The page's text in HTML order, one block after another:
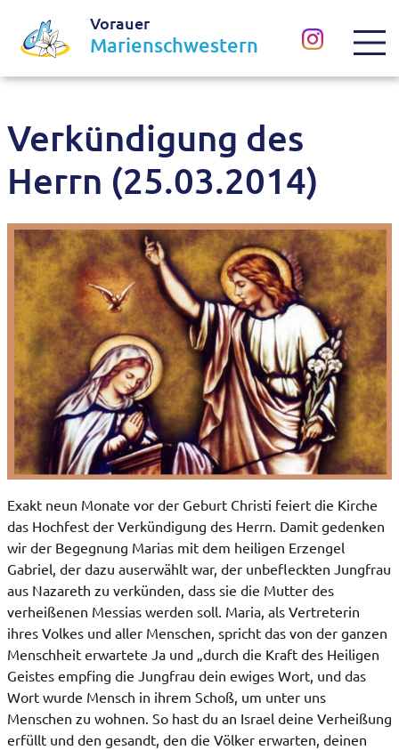
Vorauer
Marienschwestern
Verkündigung des
Herrn (25.03.2014)
Exakt neun Monate vor der Geburt Christi feiert die Kirche
das Hochfest der Verkündigung des Herrn. Damit gedenken
wir der Begegnung Marias mit dem heiligen Erzengel
Gabriel, der dazu auserwählt war, der unbefleckten Jungfrau
aus Nazareth zu verkünden, dass sie die Mutter des
verheißenen Messias werden soll. Maria, als Vertreterin
ihres Volkes und aller Menschen, spricht das von der ganzen
Menschheit erwartete Ja und „durch die Kraft des Heiligen
Geistes empfing die Jungfrau dein ewiges Wort, und das
Wort wurde Mensch in ihrem Schoß, um unter uns
Menschen zu wohnen. So hast du an Israel deine Verheißung
erfüllt und den gesandt, den die Völker erwarten, deinen